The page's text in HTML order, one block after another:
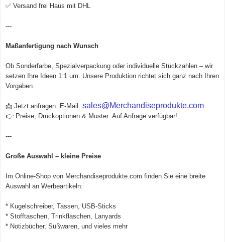
✅ Versand frei Haus mit DHL
---
Maßanfertigung nach Wunsch
Ob Sonderfarbe, Spezialverpackung oder individuelle Stückzahlen – wir
setzen Ihre Ideen 1:1 um. Unsere Produktion richtet sich ganz nach Ihren
Vorgaben.
📩 Jetzt anfragen: E-Mail: sales@Merchandiseprodukte.com
👉 Preise, Druckoptionen & Muster: Auf Anfrage verfügbar!
---
Große Auswahl – kleine Preise
Im Online-Shop von Merchandiseprodukte.com finden Sie eine breite
Auswahl an Werbeartikeln:
* Kugelschreiber, Tassen, USB-Sticks
* Stofftaschen, Trinkflaschen, Lanyards
* Notizbücher, Süßwaren, und vieles mehr